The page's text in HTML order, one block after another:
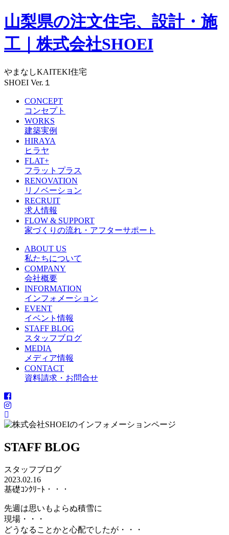
山梨県の注文住宅、設計・施
工｜株式会社SHOEI
やまなしKAITEKI住宅
SHOEI Ver.１
CONCEPT
コンセプト
WORKS
建築実例
HIRAYA
ヒラヤ
FLAT+
フラットプラス
RENOVATION
リノベーション
RECRUIT
求人情報
FLOW & SUPPORT
家づくりの流れ・アフターサポート
ABOUT US
私たちについて
COMPANY
会社概要
INFORMATION
インフォメーション
EVENT
イベント情報
STAFF BLOG
スタッフブログ
MEDIA
メディア情報
CONTACT
資料請求・お問合せ
STAFF BLOG
スタッフブログ
2023.02.16
基礎ｺﾝｸﾘｰﾄ・・・
先週は思いもよらぬ積雪に
現場・・・
どうなることかと心配でしたが・・・